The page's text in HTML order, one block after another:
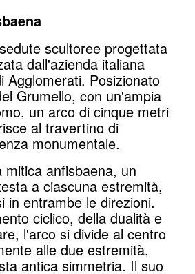
scultoree progettata
dall'azienda italiana
Agglomerati. Posizionato
Grumello, con un'ampia
un arco di cinque metri
al travertino di
monumentale.
anfisbaena, un
a ciascuna estremità,
in entrambe le direzioni.
ciclico, della dualità e
l'arco si divide al centro
alle due estremità,
antica simmetria. Il suo